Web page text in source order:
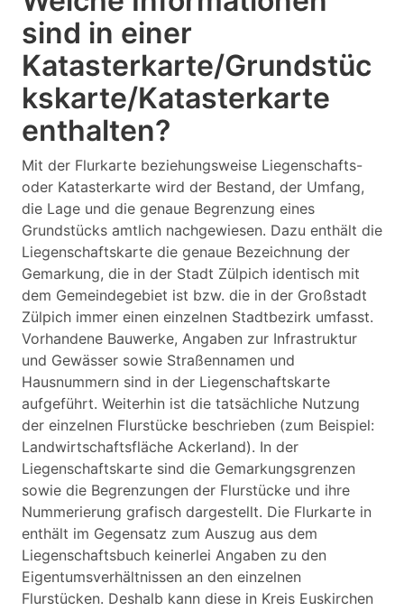
sind in einer
Katasterkarte/Grundstüc
kskarte/Katasterkarte
enthalten?
Mit der Flurkarte beziehungsweise Liegenschafts-
oder Katasterkarte wird der Bestand, der Umfang,
die Lage und die genaue Begrenzung eines
Grundstücks amtlich nachgewiesen. Dazu enthält die
Liegenschaftskarte die genaue Bezeichnung der
Gemarkung, die in der Stadt Zülpich identisch mit
dem Gemeindegebiet ist bzw. die in der Großstadt
Zülpich immer einen einzelnen Stadtbezirk umfasst.
Vorhandene Bauwerke, Angaben zur Infrastruktur
und Gewässer sowie Straßennamen und
Hausnummern sind in der Liegenschaftskarte
aufgeführt. Weiterhin ist die tatsächliche Nutzung
der einzelnen Flurstücke beschrieben (zum Beispiel:
Landwirtschaftsfläche Ackerland). In der
Liegenschaftskarte sind die Gemarkungsgrenzen
sowie die Begrenzungen der Flurstücke und ihre
Nummerierung grafisch dargestellt. Die Flurkarte in
enthält im Gegensatz zum Auszug aus dem
Liegenschaftsbuch keinerlei Angaben zu den
Eigentumsverhältnissen an den einzelnen
Flurstücken. Deshalb kann diese in Kreis Euskirchen